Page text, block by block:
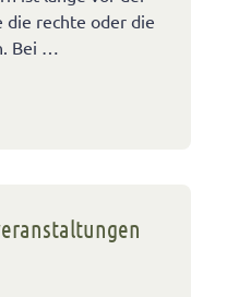
die rechte oder die
Bei …